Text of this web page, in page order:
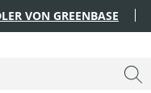
VON GREENBASE